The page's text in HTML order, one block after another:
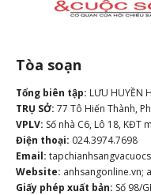
Tòa soạn
Tổng biên tập: LƯU HUYỀN
TRỤ SỞ: 77 Tô Hiến Thành,
VPLV: Số nhà C6, Lô 18, KĐT
Điện thoại: 024.3974.7698
Email:
Website: anhsangonline.vn;
Giấy phép xuất bản: Số 98/